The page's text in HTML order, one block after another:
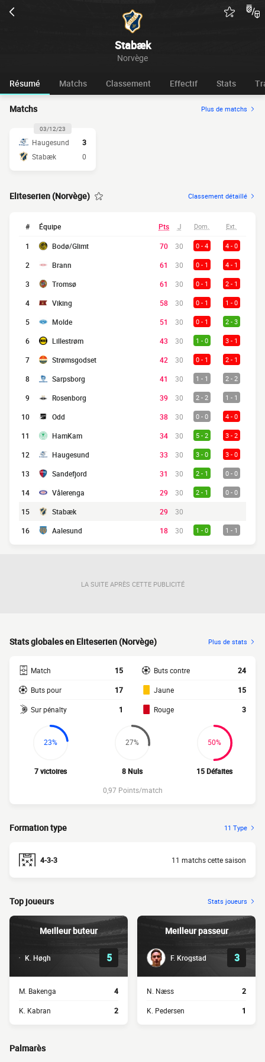
Stabæk
Norvège
Résumé Matchs Classement Effectif Stats
Matchs Plus de matchs
03/12/23
Haugesund
3
Stabæk
0
Eliteserien (Norvège) Classement détaillé
# Équipe Pts J Dom. Ext.
1 Bodø/Glimt 70 30 0 - 4 4 - 0
2 Brann 61 30 0 - 1 4 - 1
3 Tromsø 61 30 0 - 1 2 - 1
4 Viking 58 30 0 - 1 1 - 0
5 Molde 51 30 0 - 1 2 - 3
6 Lillestrøm 43 30 1 - 0 3 - 1
7 Strømsgodset 42 30 0 - 1 2 - 1
8 Sarpsborg 41 30 1 - 1 2 - 2
9 Rosenborg 39 30 2 - 2 1 - 1
10 Odd 38 30 0 - 0 4 - 0
11 HamKam 34 30 5 - 2 3 - 2
12 Haugesund 33 30 3 - 0 3 - 0
13 Sandefjord 31 30 2 - 1 0 - 0
14 Vålerenga 29 30 2 - 1 0 - 0
15 Stabæk 29
30
16
Aalesund 18 30 1 - 0 1 - 1
LA SUITE APRÈS CETTE PUBLICITÉ
Stats globales en Eliteserien (Norvège) Plus de stats
Match 15
Buts pour 17
Sur pénalty 1
Buts contre 24
Jaune 15
Rouge 3
23%
7 victoires
27%
8 Nuls
50%
15 Défaites
0,97 Points/match
Formation type 11 Type
4-3-3 11 matchs cette saison
Top joueurs Stats joueurs
Meilleur buteur
K. Høgh 5
M. Bakenga 4
K. Kabran 2
Meilleur passeur
F. Krogstad 3
N. Næss 2
K. Pedersen 1
Palmarès